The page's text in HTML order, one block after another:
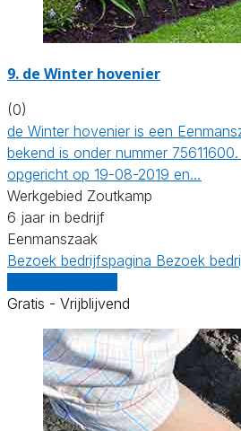
9. de Winter hovenier
(0)
de Winter hovenier is een
bekend is onder nummer
opgericht op 19-08-2019 en…
Werkgebied Zoutkamp
6 jaar in bedrijf
Eenmanszaak
Bezoek bedrijfspagina Bezoek
Gratis - Vrijblijvend